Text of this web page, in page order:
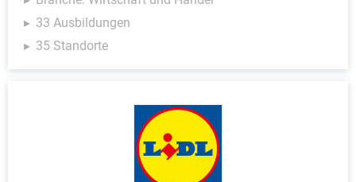
33 Ausbildungen
35 Standorte